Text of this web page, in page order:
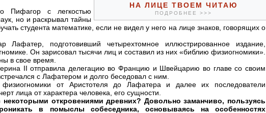
НА ЛИЦЕ ТВОЕМ ЧИТАЮ
ПОДРОБНЕЕ >>>
Пифагор с легкостью
но и раскрывал тайны
студента математике, если не видел у него на лице знаков, говорящих о
подготовивший четырехтомное иллюстрированное издание,
Он зарисовал тысячи лиц и составил из них «библию физиогномики».
в свое время.
II отправила делегацию во Францию и Швейцарию во главе со своим
с Лафатером и долго беседовал с ним.
от Аристотеля до Лафатера и далее их последователи
лица от характера человека, его сущности.
откровениями древних? Довольно заманчиво, пользуясь
в помыслы собеседника, основываясь на особенностях